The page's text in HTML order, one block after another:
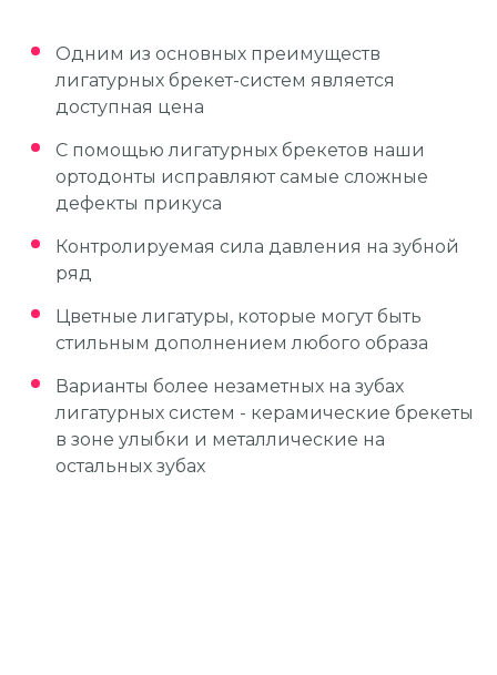
Одним из основных преимуществ
лигатурных брекет-систем является
доступная цена
С помощью лигатурных брекетов наши
ортодонты исправляют самые сложные
дефекты прикуса
Контролируемая сила давления на зубной
ряд
Цветные лигатуры, которые могут быть
стильным дополнением любого образа
Варианты более незаметных на зубах
лигатурных систем - керамические брекеты
в зоне улыбки и металлические на
остальных зубах